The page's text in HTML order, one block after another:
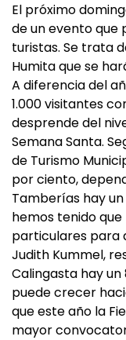
El próximo
de un evento
turistas. Se trata
Humita que se
A diferencia del
1.000 visitantes
desprende del
Semana Santa.
de Turismo
por ciento,
Tamberías hay
hemos tenido
particulares para
Judith Kummel,
Calingasta hay
puede crecer
que este año la
mayor